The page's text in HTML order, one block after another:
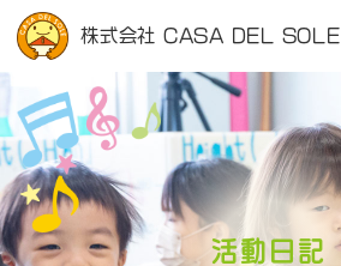
株式会社 CASA DEL SOLE
活動日記